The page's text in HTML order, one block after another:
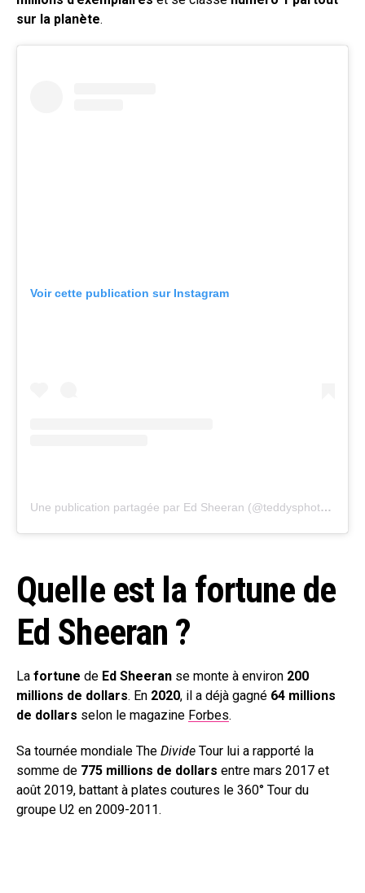
sur la planète.
Voir cette publication sur Instagram
Une publication partagée par Ed Sheeran (@teddysphotos)
Quelle est la fortune de
Ed Sheeran ?
La fortune de Ed Sheeran se monte à environ 200
millions de dollars. En 2020, il a déjà gagné 64 millions
de dollars selon le magazine Forbes.
Sa tournée mondiale The Divide Tour lui a rapporté la
somme de 775 millions de dollars entre mars 2017 et
août 2019, battant à plates coutures le 360° Tour du
groupe U2 en 2009-2011.